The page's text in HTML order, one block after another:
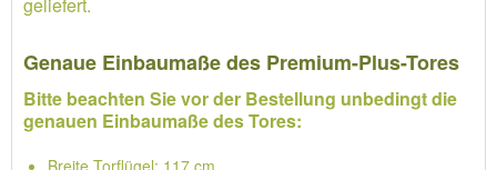
Genaue Einbaumaße des Premium-Plus-Tores
Bitte beachten Sie vor der Bestellung unbedingt die
genauen Einbaumaße des Tores:
Breite Torflügel: 117 cm